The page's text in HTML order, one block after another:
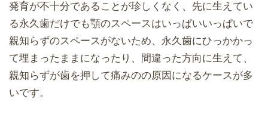
発育が不十分であることが珍しくなく、先に生えてい
る永久歯だけでも顎のスペースはいっぱいいっぱいで
親知らずのスペースがないため、永久歯にひっかかっ
て埋まったままになったり、間違った方向に生えて、
親知らずが歯を押して痛みのの原因になるケースが多
いです。